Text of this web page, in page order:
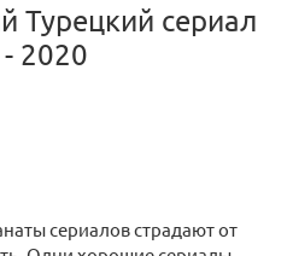
Турецкий сериал
2020
сериалов страдают от